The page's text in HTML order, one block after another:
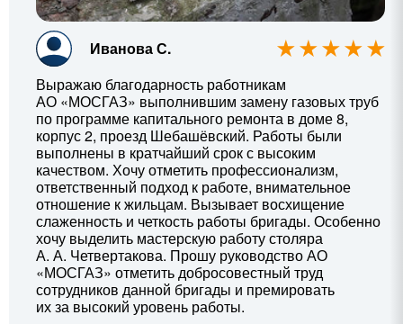
Иванова С.
Выражаю благодарность работникам
АО «МОСГАЗ» выполнившим замену газовых труб
по программе капитального ремонта в доме 8,
корпус 2, проезд Шебашёвский. Работы были
выполнены в кратчайший срок с высоким
качеством. Хочу отметить профессионализм,
ответственный подход к работе, внимательное
отношение к жильцам. Вызывает восхищение
слаженность и четкость работы бригады. Особенно
хочу выделить мастерскую работу столяра
А. А. Четвертакова. Прошу руководство АО
«МОСГАЗ» отметить добросовестный труд
сотрудников данной бригады и премировать
их за высокий уровень работы.